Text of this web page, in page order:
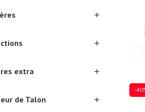
extra
de Talon
-